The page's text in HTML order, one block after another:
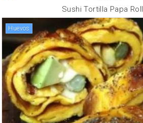
Sushi Tortilla Papa Roll
huevos